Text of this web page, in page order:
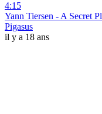
4:15
Yann Tiersen - A Secret
Pigasus
il y a 18 ans